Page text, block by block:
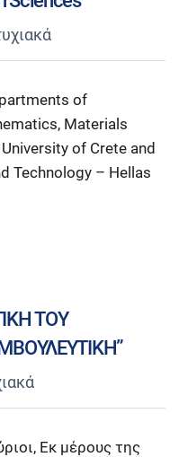
of
Materials
of Crete and
Technology – Hellas
ΤΟΥ
Εκ μέρους της